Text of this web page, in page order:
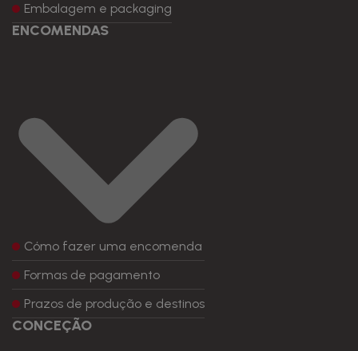
Embalagem e packaging
ENCOMENDAS
Cómo fazer uma encomenda
Formas de pagamento
Prazos de produção e destinos
CONCEÇÃO